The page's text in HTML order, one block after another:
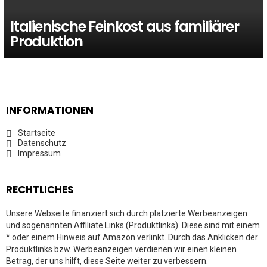
Italienische Feinkost aus familiärer
Produktion
INFORMATIONEN
Startseite
Datenschutz
Impressum
RECHTLICHES
Unsere Webseite finanziert sich durch platzierte Werbeanzeigen
und sogenannten Affiliate Links (Produktlinks). Diese sind mit einem
* oder einem Hinweis auf Amazon verlinkt. Durch das Anklicken der
Produktlinks bzw. Werbeanzeigen verdienen wir einen kleinen
Betrag, der uns hilft, diese Seite weiter zu verbessern.